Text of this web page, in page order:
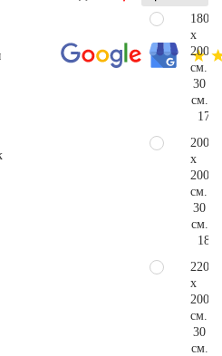
180
x
200
см.
30
см.
200
x
200
см.
30
см.
220
x
200
см.
30
см.